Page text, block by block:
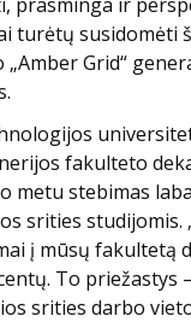
turėtų susidomėti
„Amber Grid“
fakulteto
metu stebimas
srities studijomis.
į mūsų fakultetą
To priežastys
srities darbo